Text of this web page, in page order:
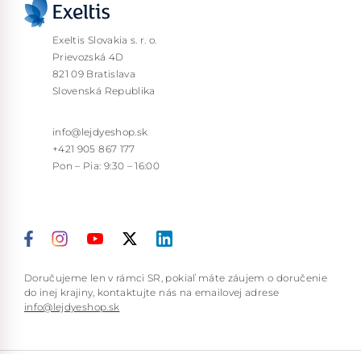
Exeltis Slovakia s. r. o.
Prievozská 4D
821 09 Bratislava
Slovenská Republika
info@lejdyeshop.sk
+421 905 867 177
Pon – Pia: 9:30 – 16:00
Doručujeme len v rámci SR, pokiaľ máte záujem o doručenie
do inej krajiny, kontaktujte nás na emailovej adrese
info@lejdyeshop.sk